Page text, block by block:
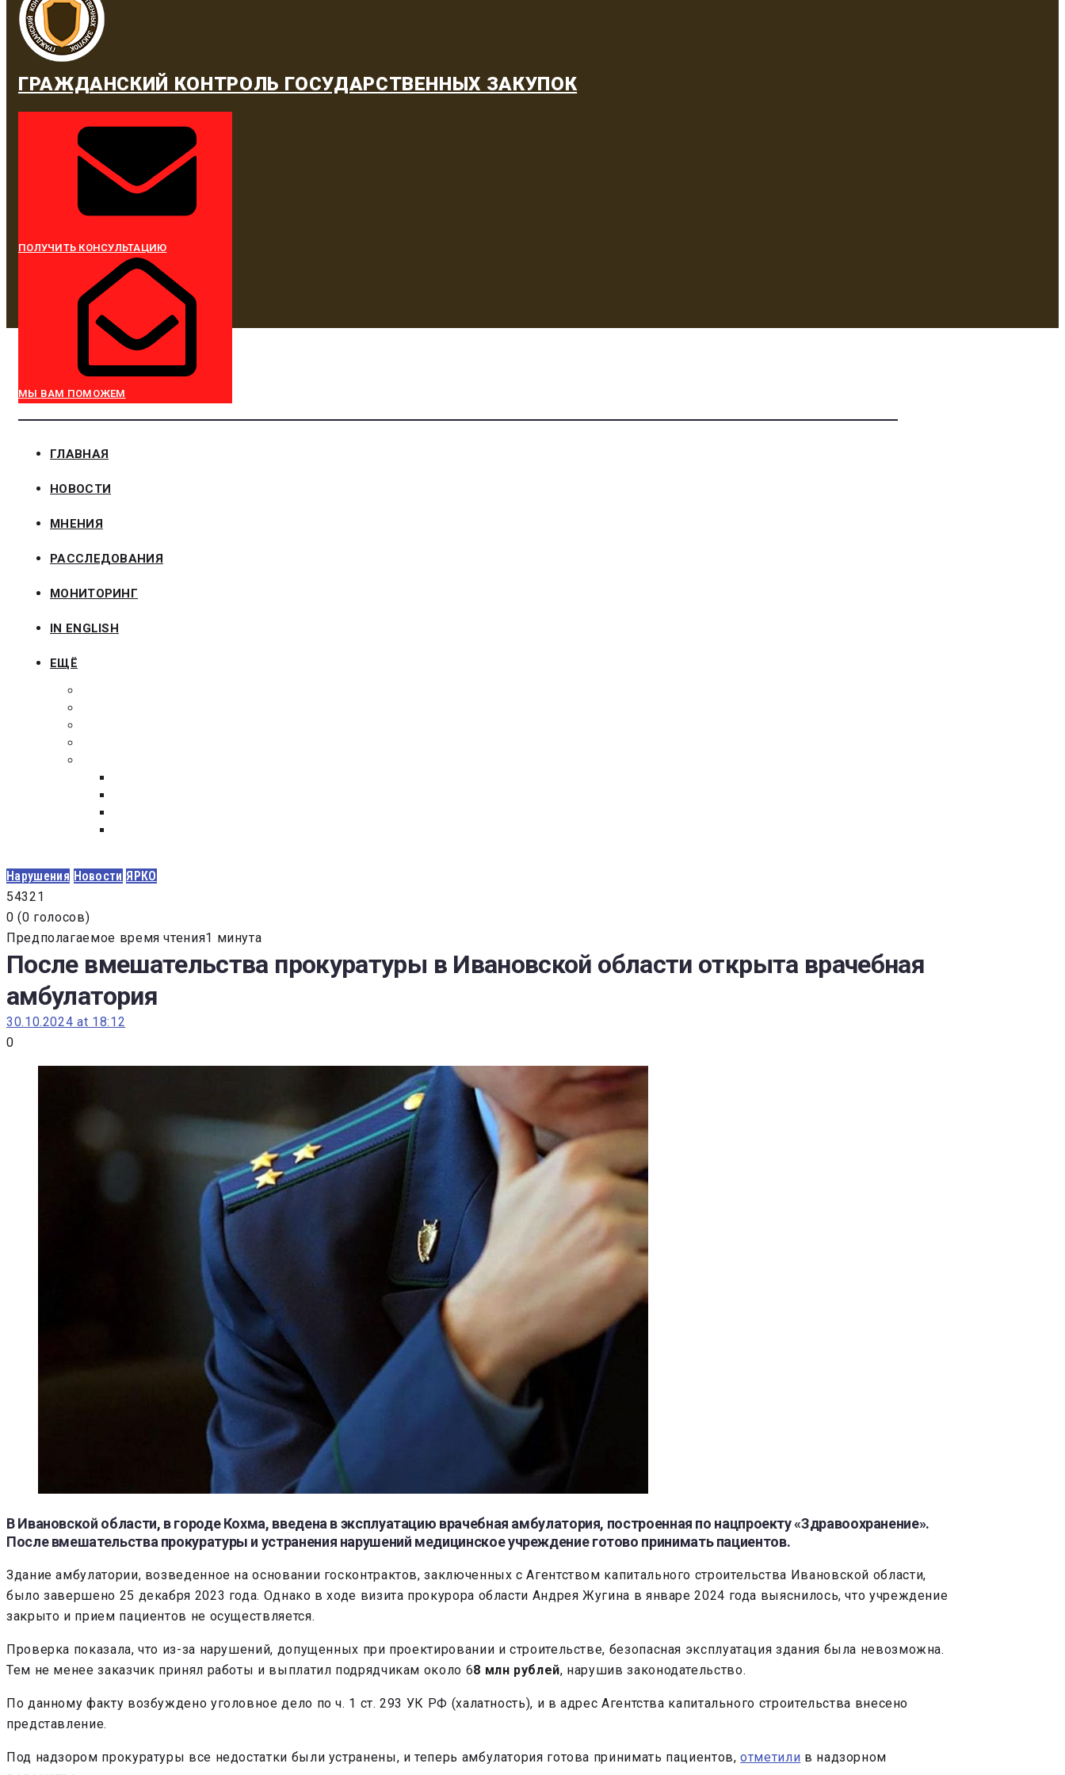
ГРАЖДАНСКИЙ КОНТРОЛЬ ГОСУДАРСТВЕННЫХ ЗАКУПОК
ПОЛУЧИТЬ КОНСУЛЬТАЦИЮ
МЫ ВАМ ПОМОЖЕМ
ГЛАВНАЯ
НОВОСТИ
МНЕНИЯ
РАССЛЕДОВАНИЯ
МОНИТОРИНГ
IN ENGLISH
ЕЩЁ
Нарушения Новости ЯРКО
54321
0 (0 голосов)
Предполагаемое время чтения1 минута
После вмешательства прокуратуры в Ивановской области открыта врачебная
амбулатория
30.10.2024 at 18:12
0
В Ивановской области, в городе Кохма, введена в эксплуатацию врачебная амбулатория, построенная по нацпроекту «Здравоохранение».
После вмешательства прокуратуры и устранения нарушений медицинское учреждение готово принимать пациентов.
Здание амбулатории, возведенное на основании госконтрактов, заключенных с Агентством капитального строительства Ивановской области,
было завершено 25 декабря 2023 года. Однако в ходе визита прокурора области Андрея Жугина в январе 2024 года выяснилось, что учреждение
закрыто и прием пациентов не осуществляется.
Проверка показала, что из-за нарушений, допущенных при проектировании и строительстве, безопасная эксплуатация здания была невозможна.
Тем не менее заказчик принял работы и выплатил подрядчикам около 68 млн рублей, нарушив законодательство.
По данному факту возбуждено уголовное дело по ч. 1 ст. 293 УК РФ (халатность), и в адрес Агентства капитального строительства внесено
представление.
Под надзором прокуратуры все недостатки были устранены, и теперь амбулатория готова принимать пациентов,отметили в надзорном